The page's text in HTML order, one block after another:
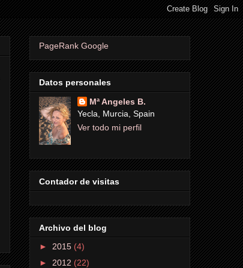
PageRank Google
Datos personales
Mª Angeles B.
Yecla, Murcia, Spain
Ver todo mi perfil
Contador de visitas
Archivo del blog
► 2015 (4)
► 2012 (22)